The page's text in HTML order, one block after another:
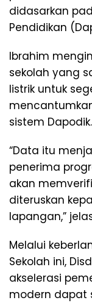
didasarkan
Pendidikan
Ibrahim
sekolah yang
listrik untuk
sistem Dapodik.
“Data itu
penerima
akan
diteruskan
lapangan,”
Melalui
Sekolah ini,
akselerasi
modern dapat